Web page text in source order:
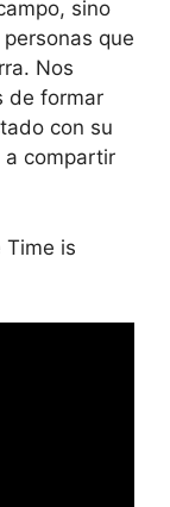
sino
que
Nos
de formar
con su
a compartir
Time is